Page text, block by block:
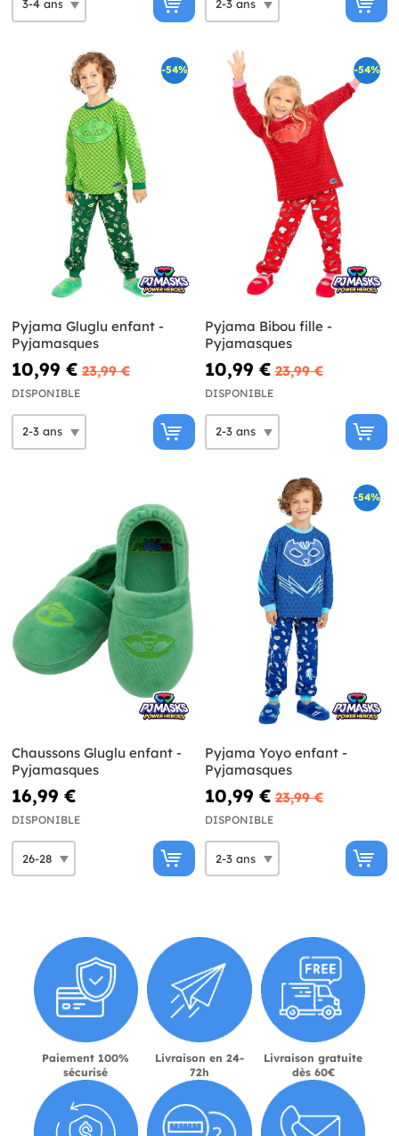
-54%
Pyjama Gluglu enfant -
Pyjamasques
10,99 € 23,99 €
DISPONIBLE
-54%
Pyjama Bibou fille -
Pyjamasques
10,99 € 23,99 €
DISPONIBLE
Chaussons Gluglu enfant -
Pyjamasques
16,99 €
DISPONIBLE
-54%
Pyjama Yoyo enfant -
Pyjamasques
10,99 € 23,99 €
DISPONIBLE
Paiement 100%
sécurisé
Livraison en 24-
72h
Livraison gratuite
dès 60€